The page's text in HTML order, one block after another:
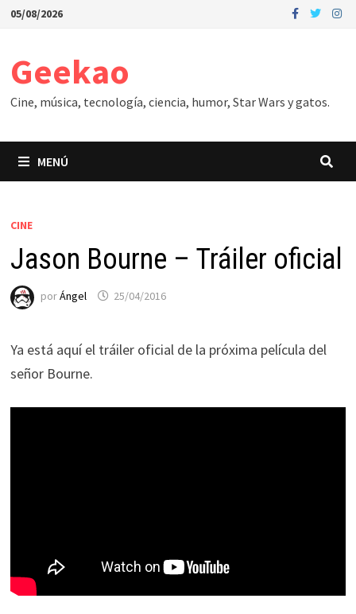
Saltar
05/08/2026
Geekao
Cine, música, tecnología, ciencia, humor, Star Wars y gatos.
MENÚ
CINE
Jason Bourne – Tráiler oficial
porÁngel 25/04/2016
Ya está aquí el tráiler oficial de la próxima película del
señor Bourne.